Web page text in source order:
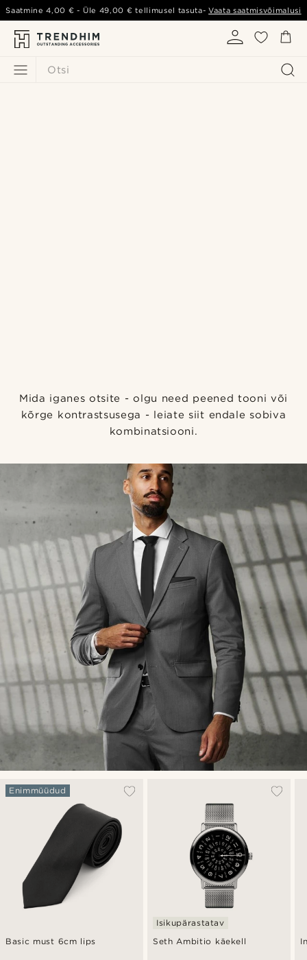
Otsi
Saatmine4,00 € - Üle 49,00 € tellimusel tasuta-Vaata saatmisvõimalusi
Mida iganes otsite - olgu need peened tooni või
kõrge kontrastsusega - leiate siit endale sobiva
kombinatsiooni.
Basic must 6cm lips
Enimmüüdud
Seth Ambitio käekell
Isikupärastatav